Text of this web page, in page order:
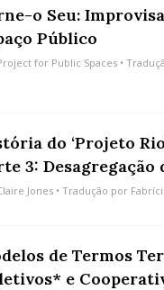
o Seu:
Público
for Public Spaces •
do ‘Projeto
3: Desagregação
Jones • Tradução por
de Termos
e